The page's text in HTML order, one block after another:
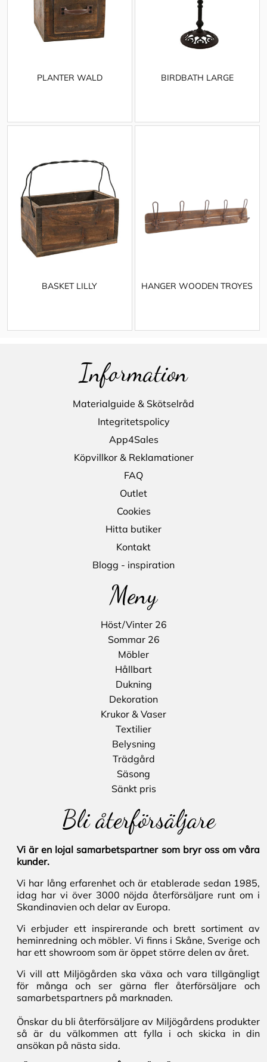
PLANTER WALD BIRDBATH LARGE
BASKET LILLY HANGER WOODEN TROYES
Information
Materialguide & Skötselråd
Integritetspolicy
App4Sales
Köpvillkor & Reklamationer
FAQ
Outlet
Cookies
Hitta butiker
Kontakt
Blogg - inspiration
Meny
Höst/Vinter 26
Sommar 26
Möbler
Hållbart
Dukning
Dekoration
Krukor & Vaser
Textilier
Belysning
Trädgård
Säsong
Sänkt pris
Bli återförsäljare
Vi är en lojal samarbetspartner som bryr oss om våra
kunder.
Vi har lång erfarenhet och är etablerade sedan 1985,
idag har vi över 3000 nöjda återförsäljare runt om i
Skandinavien och delar av Europa.
Vi erbjuder ett inspirerande och brett sortiment av
heminredning och möbler. Vi finns i Skåne, Sverige och
har ett showroom som är öppet större delen av året.
Vi vill att Miljögården ska växa och vara tillgängligt
för många och ser gärna fler återförsäljare och
samarbetspartners på marknaden.
Önskar du bli återförsäljare av Miljögårdens produkter
så är du välkommen att fylla i och skicka in din
ansökan på nästa sida.